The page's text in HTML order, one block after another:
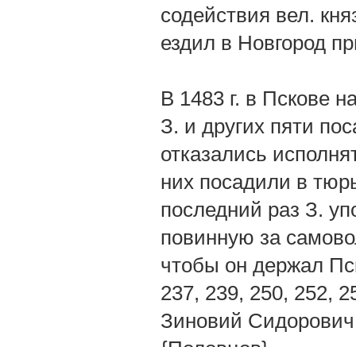
содействия вел.
ездил в Новгород
В 1483 г. в Пскове
З. и других пяти
отказались
них посадили в
последний раз З.
повинную за
чтобы он держал
237, 239, 250, 252,
Зиновий